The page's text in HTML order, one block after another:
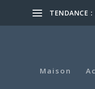
TENDANCE :
Maison